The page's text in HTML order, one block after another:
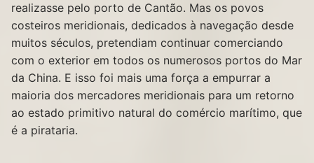
realizasse pelo porto de Cantão. Mas os povos
costeiros meridionais, dedicados à navegação desde
muitos séculos, pretendiam continuar comerciando
com o exterior em todos os numerosos portos do Mar
da China. E isso foi mais uma força a empurrar a
maioria dos mercadores meridionais para um retorno
ao estado primitivo natural do comércio marítimo, que
é a pirataria.